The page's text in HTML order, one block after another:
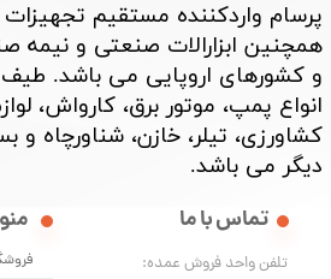
پرسام واردکننده مستقیم
همچنین ابزارالات صنعتی و نیمه
و کشورهای اروپایی می باشد.
انواع پمپ، موتور برق، کارواش،
کشاورزی، تیلر، خازن، شناورچاه
دیگر می باشد. ​​​​​​​
تماس با ما
تلفن واحد فروش عمده: